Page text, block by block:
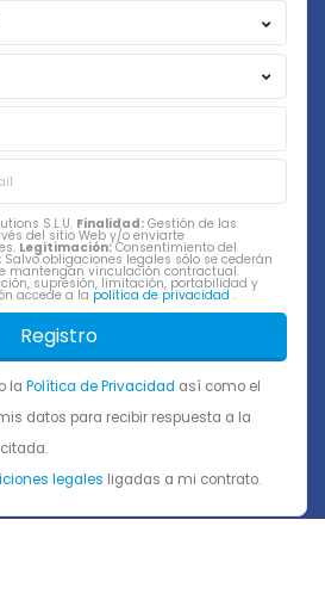
S.L.U. Finalidad: Gestión de las
del sitio Web y/o enviarte
Legitimación:Consentimiento del
Salvo obligaciones legales sólo se cederán
mantengan vinculación contractual.
supresión, limitación, portabilidad y
accede a la política de privacidad .
Registro
la Política de Privacidad así como el
datos para recibir respuesta a la
legales ligadas a mi contrato.